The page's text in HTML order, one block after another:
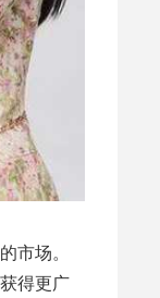
市场。
得更广